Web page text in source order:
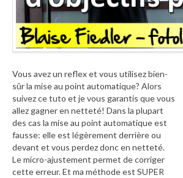
Vous avez un reflex et vous utilisez bien-
sûr la mise au point automatique? Alors
suivez ce tuto et je vous garantis que vous
allez gagner en netteté! Dans la plupart
des cas la mise au point automatique est
fausse: elle est légèrement derrière ou
devant et vous perdez donc en netteté.
Le micro-ajustement permet de corriger
cette erreur. Et ma méthode est SUPER